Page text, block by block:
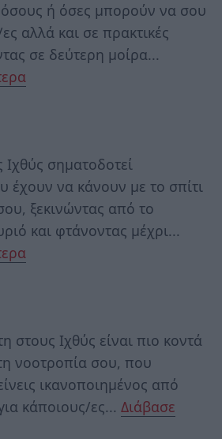
όσους ή όσες μπορούν να σου
αλλά και σε πρακτικές
σε δεύτερη μοίρα...
σηματοδοτεί
έχουν να κάνουν με το σπίτι
ξεκινώντας από το
και φτάνοντας μέχρι...
στους Ιχθύς είναι πιο κοντά
νοοτροπία σου, που
ικανοποιημένος από
κάποιους/ες... Διάβασε